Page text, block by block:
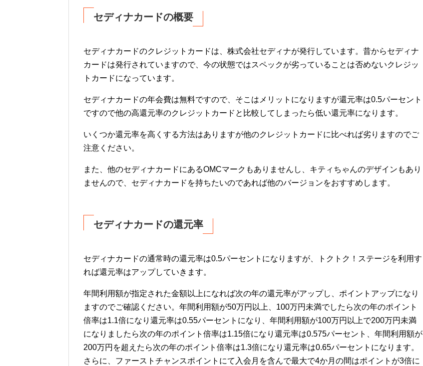
セディナカードの概要
セディナカードのクレジットカードは、株式会社セディナが発行しています。昔からセディナ
カードは発行されていますので、今の状態ではスペックが劣っていることは否めないクレジッ
トカードになっています。
セディナカードの年会費は無料ですので、そこはメリットになりますが還元率は0.5パーセント
ですので他の高還元率のクレジットカードと比較してしまったら低い還元率になります。
いくつか還元率を高くする方法はありますが他のクレジットカードに比べれば劣りますのでご
注意ください。
また、他のセディナカードにあるOMCマークもありませんし、キティちゃんのデザインもあり
ませんので、セディナカードを持ちたいのであれば他のバージョンをおすすめします。
セディナカードの還元率
セディナカードの通常時の還元率は0.5パーセントになりますが、トクトク！ステージを利用す
れば還元率はアップしていきます。
年間利用額が指定された金額以上になれば次の年の還元率がアップし、ポイントアップになり
ますのでご確認ください。年間利用額が50万円以上、100万円未満でしたら次の年のポイント
倍率は1.1倍になり還元率は0.55パーセントになり、年間利用額が100万円以上で200万円未満
になりましたら次の年のポイント倍率は1.15倍になり還元率は0.575パーセント、年間利用額が
200万円を超えたら次の年のポイント倍率は1.3倍になり還元率は0.65パーセントになります。
さらに、ファーストチャンスポイントにて入会月を含んで最大で4か月の間はポイントが3倍に